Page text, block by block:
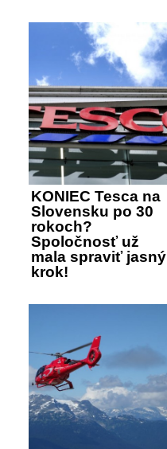
KONIEC Tesca na
Slovensku po 30
rokoch?
Spoločnosť už
mala spraviť jasný
krok!